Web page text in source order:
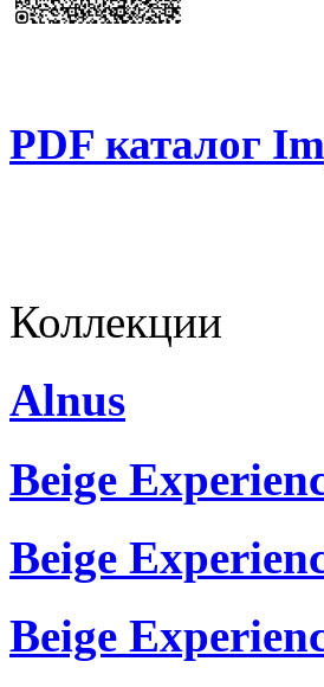
PDF каталог
Коллекции
Alnus
Beige
Beige
Beige